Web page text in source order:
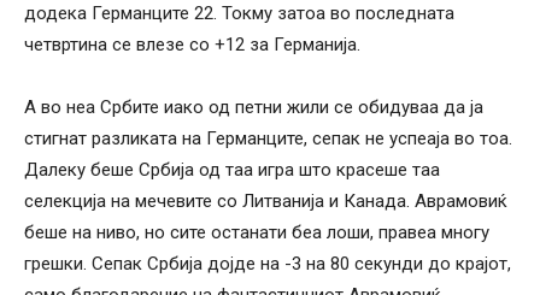
додека Германците 22. Токму затоа во последната
четвртина се влезе со +12 за Германија.
А во неа Србите иако од петни жили се обидуваа да ја
стигнат разликата на Германците, сепак не успеаја во тоа.
Далеку беше Србија од таа игра што красеше таа
селекција на мечевите со Литванија и Канада. Аврамовиќ
беше на ниво, но сите останати беа лоши, правеа многу
грешки. Сепак Србија дојде на -3 на 80 секунди до крајот,